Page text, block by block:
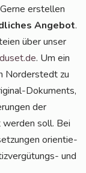
erstel­len
Ange­bot.
über unser
. Um ein
Nor­der­stedt zu
Doku­ments,
der
soll. Bei
ori­en­tie­
und